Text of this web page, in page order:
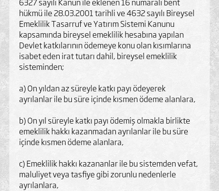
hükmü ile 28.03.2001 tarihli ve 4632 sayılı Bireysel
Emeklilik Tasarruf ve Yatırım Sistemi Kanunu
kapsamında bireysel emeklilik hesabına yapılan
Devlet katkılarının ödemeye konu olan kısımlarına
isabet eden irat tutarı dahil, bireysel emeklilik
sisteminden;
a) On yıldan az süreyle katkı payı ödeyerek
ayrılanlar ile bu süre içinde kısmen ödeme alanlara,
b) On yıl süreyle katkı payı ödemiş olmakla birlikte
emeklilik hakkı kazanmadan ayrılanlar ile bu süre
içinde kısmen ödeme alanlara,
c) Emeklilik hakkı kazananlar ile bu sistemden vefat,
maluliyet veya tasfiye gibi zorunlu nedenlerle
ayrılanlara,